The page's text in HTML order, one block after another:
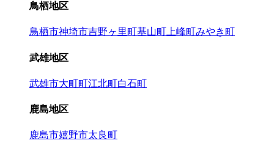
鳥栖地区
鳥栖市神埼市吉野ヶ里町基山町上峰町みやき町
武雄地区
武雄市大町町江北町白石町
鹿島地区
鹿島市嬉野市太良町